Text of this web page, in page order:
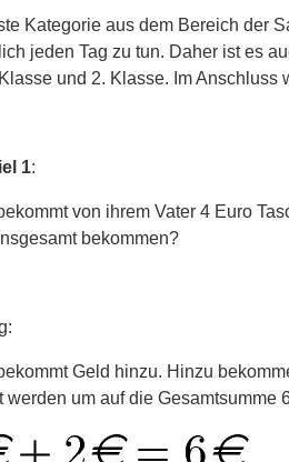
Kategorie aus dem Bereich der
jeden Tag zu tun. Daher ist es
und 2. Klasse. Im
1:
von ihrem Vater 4 Euro
bekommen?
Geld hinzu. Hinzu
werden um auf die Gesamtsumme